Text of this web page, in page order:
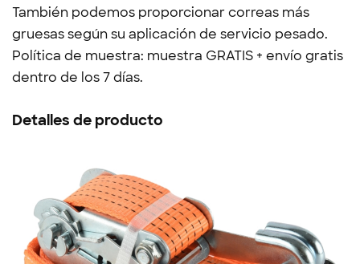
También podemos proporcionar correas más
gruesas según su aplicación de servicio pesado.
Política de muestra: muestra GRATIS + envío gratis
dentro de los 7 días.
Detalles de producto